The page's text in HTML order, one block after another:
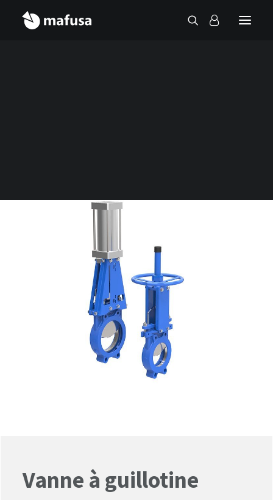
Vanne à guillotine